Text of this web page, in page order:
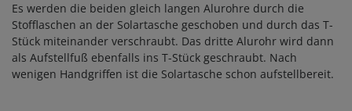
Es werden die beiden gleich langen Alurohre durch die
Stofflaschen an der Solartasche geschoben und durch das T-
Stück miteinander verschraubt. Das dritte Alurohr wird dann
als Aufstellfuß ebenfalls ins T-Stück geschraubt. Nach
wenigen Handgriffen ist die Solartasche schon aufstellbereit.